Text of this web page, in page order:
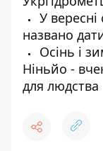
У вересні
названо
Осінь і
Ніньйо -
для людства